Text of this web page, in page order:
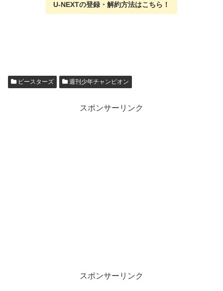
U-NEXTの登録・解約方法はこちら ！
ビースターズ 週刊少年チャンピオン
スポンサーリンク
スポンサーリンク